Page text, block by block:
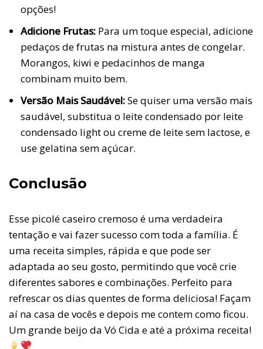
opções!
Adicione Frutas: Para um toque especial, adicione
pedaços de frutas na mistura antes de congelar.
Morangos, kiwi e pedacinhos de manga
combinam muito bem.
Versão Mais Saudável:Se quiser uma versão mais
saudável, substitua o leite condensado por leite
condensado light ou creme de leite sem lactose, e
use gelatina sem açúcar.
Conclusão
Esse picolé caseiro cremoso é uma verdadeira
tentação e vai fazer sucesso com toda a família. É
uma receita simples, rápida e que pode ser
adaptada ao seu gosto, permitindo que você crie
diferentes sabores e combinações. Perfeito para
refrescar os dias quentes de forma deliciosa! Façam
aí na casa de vocês e depois me contem como ficou.
Um grande beijo da Vó Cida e até a próxima receita!